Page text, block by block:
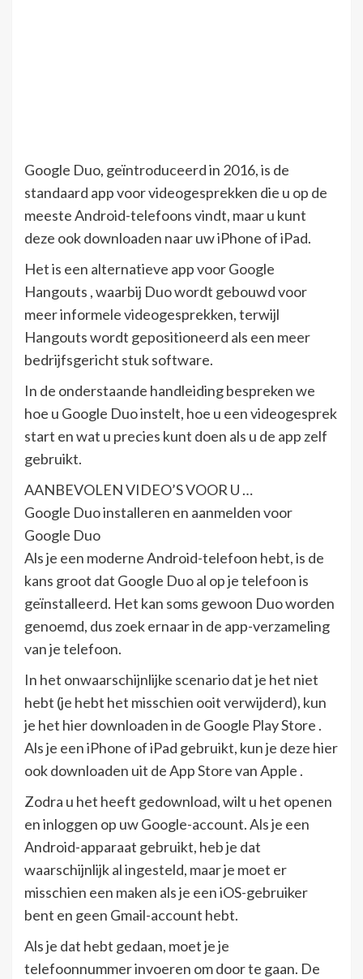
Google Duo, geïntroduceerd in 2016, is de
standaard app voor videogesprekken die u op de
meeste Android-telefoons vindt, maar u kunt
deze ook downloaden naar uw iPhone of iPad.
Het is een alternatieve app voor Google
Hangouts , waarbij Duo wordt gebouwd voor
meer informele videogesprekken, terwijl
Hangouts wordt gepositioneerd als een meer
bedrijfsgericht stuk software.
In de onderstaande handleiding bespreken we
hoe u Google Duo instelt, hoe u een videogesprek
start en wat u precies kunt doen als u de app zelf
gebruikt.
AANBEVOLEN VIDEO’S VOOR U …
Google Duo installeren en aanmelden voor
Google Duo
Als je een moderne Android-telefoon hebt, is de
kans groot dat Google Duo al op je telefoon is
geïnstalleerd. Het kan soms gewoon Duo worden
genoemd, dus zoek ernaar in de app-verzameling
van je telefoon.
In het onwaarschijnlijke scenario dat je het niet
hebt (je hebt het misschien ooit verwijderd), kun
je het hier downloaden in de Google Play Store .
Als je een iPhone of iPad gebruikt, kun je deze hier
ook downloaden uit de App Store van Apple .
Zodra u het heeft gedownload, wilt u het openen
en inloggen op uw Google-account. Als je een
Android-apparaat gebruikt, heb je dat
waarschijnlijk al ingesteld, maar je moet er
misschien een maken als je een iOS-gebruiker
bent en geen Gmail-account hebt.
Als je dat hebt gedaan, moet je je
telefoonnummer invoeren om door te gaan. De